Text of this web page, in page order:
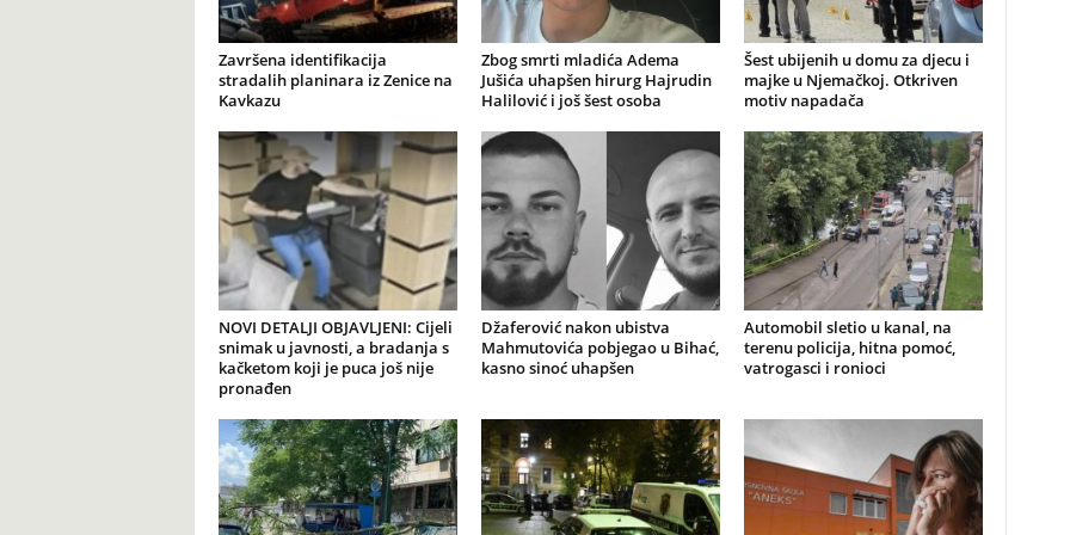
Završena identifikacija
stradalih planinara iz Zenice na
Kavkazu
Zbog smrti mladića Adema
Jušića uhapšen hirurg Hajrudin
Halilović i još šest osoba
Šest ubijenih u domu za djecu i
majke u Njemačkoj. Otkriven
motiv napadača
NOVI DETALJI OBJAVLJENI: Cijeli
snimak u javnosti, a bradanja s
kačketom koji je puca još nije
pronađen
Džaferović nakon ubistva
Mahmutovića pobjegao u Bihać,
kasno sinoć uhapšen
Automobil sletio u kanal, na
terenu policija, hitna pomoć,
vatrogasci i ronioci